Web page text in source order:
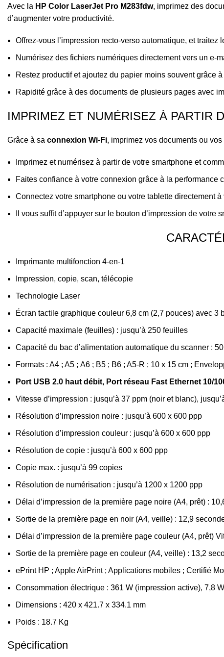
Avec la HP Color LaserJet Pro M283fdw, imprimez des
d’augmenter votre productivité.
Offrez-vous l’impression recto-verso automatique, et
Numérisez des fichiers numériques directement vers un e-
Restez productif et ajoutez du papier moins souvent grâce
Rapidité grâce à des documents de plusieurs pages avec
IMPRIMEZ ET NUMÉRISEZ À PARTIR
Grâce à sa connexion Wi-Fi, imprimez vos documents ou
Imprimez et numérisez à partir de votre smartphone et
Faites confiance à votre connexion grâce à la performance
Connectez votre smartphone ou votre tablette directement
Il vous suffit d’appuyer sur le bouton d’impression de votre
Imprimante multifonction 4-en-1
Impression, copie, scan, télécopie
Technologie Laser
Écran tactile graphique couleur 6,8 cm (2,7 pouces) avec 3
Capacité maximale (feuilles) : jusqu’à 250 feuilles
Capacité du bac d’alimentation automatique du scanner :
Formats : A4 ; A5 ; A6 ; B5 ; B6 ; A5-R ; 10 x 15 cm ;
Port USB 2.0 haut débit, Port réseau Fast Ethernet 10/
Vitesse d’impression : jusqu’à 37 ppm (noir et blanc),
Résolution d’impression noire : jusqu’à 600 x 600 ppp
Résolution d’impression couleur : jusqu’à 600 x 600 ppp
Résolution de copie : jusqu’à 600 x 600 ppp
Copie max. : jusqu’à 99 copies
Résolution de numérisation : jusqu’à 1200 x 1200 ppp
Délai d’impression de la première page noire (A4, prêt) :
Sortie de la première page en noir (A4, veille) : 12,9
Délai d’impression de la première page couleur (A4, prêt)
Sortie de la première page en couleur (A4, veille) : 13,2
ePrint HP ; Apple AirPrint ; Applications mobiles ; Certifié
Consommation électrique : 361 W (impression active), 7,8
Dimensions : 420 x 421.7 x 334.1 mm
Poids : 18.7 Kg
Spécification